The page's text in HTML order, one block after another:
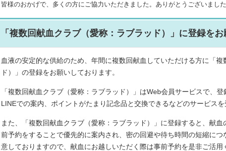
皆様のおかげで、多くの方にご協力いただきました。ありがとうございました
「複数回献血クラブ（愛称：ラブラッド）」に登録をお
血液の安定的な供給のため、年間に複数回献血していただける方に「
ド）」の登録をお願いしております。
「複数回献血クラブ（愛称：ラブラッド）」はWeb会員サービスで、
LINEでの案内、ポイントがたまり記念品と交換できるなどのサービスを
また、「複数回献血クラブ（愛称：ラブラッド）」に登録すると、献
前予約をすることで優先的に案内され、密の回避や待ち時間の短縮に
意しておりますので、献血にお越しいただく際は事前予約を是非ご活用